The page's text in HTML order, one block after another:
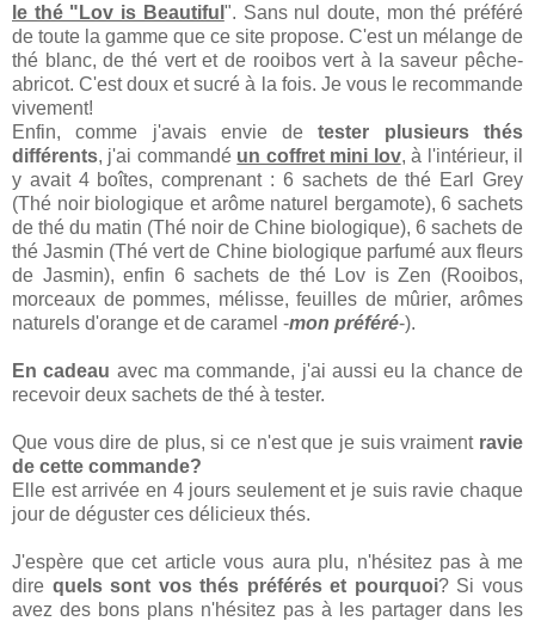
le thé "Lov is Beautiful ". Sans nul doute, mon thé préféré
de toute la gamme que ce site propose. C'est un mélange de
thé blanc, de thé vert et de rooibos vert à la saveur pêche-
abricot. C'est doux et sucré à la fois. Je vous le recommande
vivement!
Enfin, comme j'avais envie de tester plusieurs thés
différents, j'ai commandé un coffret mini lov, à l'intérieur, il
y avait 4 boîtes, comprenant : 6 sachets de thé Earl Grey
(Thé noir biologique et arôme naturel bergamote), 6 sachets
de thé du matin (Thé noir de Chine biologique), 6 sachets de
thé Jasmin (Thé vert de Chine biologique parfumé aux fleurs
de Jasmin), enfin 6 sachets de thé Lov is Zen (Rooibos,
morceaux de pommes, mélisse, feuilles de mûrier, arômes
naturels d'orange et de caramel -mon préféré-).
En cadeau avec ma commande, j'ai aussi eu la chance de
recevoir deux sachets de thé à tester.
Que vous dire de plus, si ce n'est que je suis vraiment ravie
de cette commande?
Elle est arrivée en 4 jours seulement et je suis ravie chaque
jour de déguster ces délicieux thés.
J'espère que cet article vous aura plu, n'hésitez pas à me
dire quels sont vos thés préférés et pourquoi? Si vous
avez des bons plans n'hésitez pas à les partager dans les